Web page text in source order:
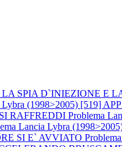
SPIA D`INIEZIONE E
Lybra (1998>2005) [519]
RAFFREDDI Problema
Lancia Lybra
SI E` AVVIATO